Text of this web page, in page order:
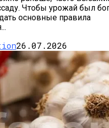
Чтобы урожай был
основные правила
26.07.2026